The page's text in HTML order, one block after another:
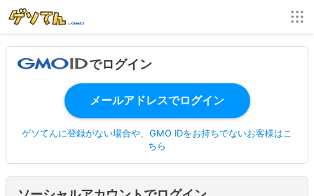
でログイン
ゲソてんに登録がない場合や、GMO IDをお持ちでないお客様はこ
ちら